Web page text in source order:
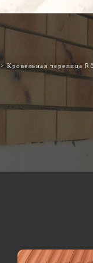
>Кровельная черепица